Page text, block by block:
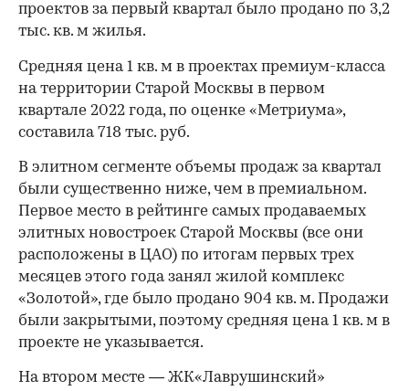
проектов за первый квартал было продано по 3,2
тыс. кв. м жилья.
Средняя цена 1 кв. м в проектах премиум-класса
на территории Старой Москвы в первом
квартале 2022 года, по оценке «Метриума»,
составила 718 тыс. руб.
В элитном сегменте объемы продаж за квартал
были существенно ниже, чем в премиальном.
Первое место в рейтинге самых продаваемых
элитных новостроек Старой Москвы (все они
расположены в ЦАО) по итогам первых трех
месяцев этого года занял жилой комплекс
«Золотой», где было продано 904 кв. м. Продажи
были закрытыми, поэтому средняя цена 1 кв. м в
проекте не указывается.
На втором месте — ЖК«Лаврушинский»